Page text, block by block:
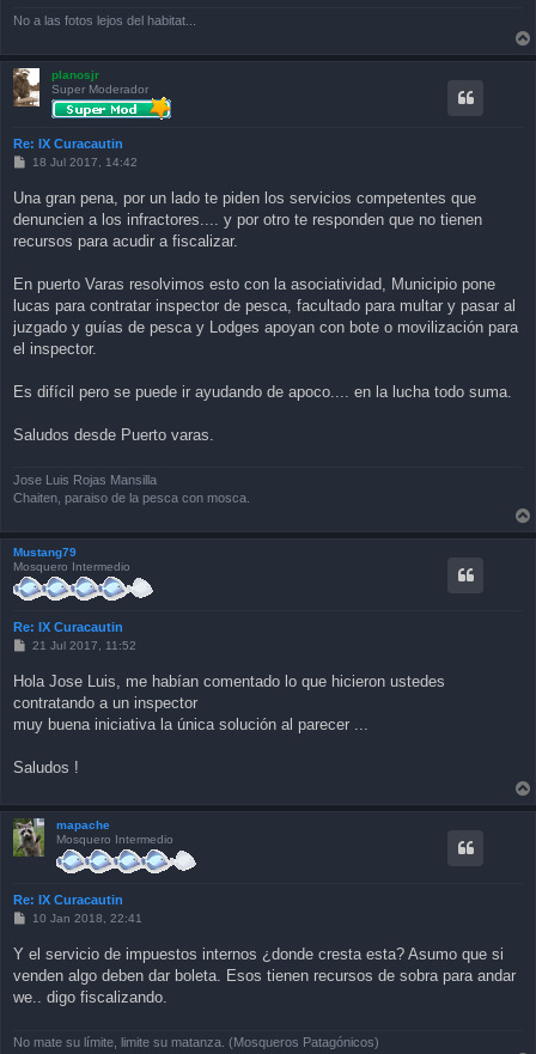
No a las fotos lejos del habitat...
planosjr
Super Moderador
Re: IX Curacautin
P
t
18 Jul 2017, 14:42
Una gran pena, por un lado te piden los servicios competentes que
denuncien a los infractores.... y por otro te responden que no tienen
recursos para acudir a fiscalizar.
En puerto Varas resolvimos esto con la asociatividad, Municipio pone
lucas para contratar inspector de pesca, facultado para multar y pasar al
juzgado y guías de pesca y Lodges apoyan con bote o movilización para
el inspector.
Es difícil pero se puede ir ayudando de apoco.... en la lucha todo suma.
Saludos desde Puerto varas.
Jose Luis Rojas Mansilla
Chaiten, paraiso de la pesca con mosca.
Mustang79
Mosquero Intermedio
Re: IX Curacautin
P
t
21 Jul 2017, 11:52
Hola Jose Luis, me habían comentado lo que hicieron ustedes
contratando a un inspector
muy buena iniciativa la única solución al parecer ...
Saludos !
mapache
Mosquero Intermedio
Re: IX Curacautin
P
t
10 Jan 2018, 22:41
Y el servicio de impuestos internos ¿donde cresta esta? Asumo que si
venden algo deben dar boleta. Esos tienen recursos de sobra para andar
we.. digo fiscalizando.
No mate su límite, limite su matanza. (Mosqueros Patagónicos)